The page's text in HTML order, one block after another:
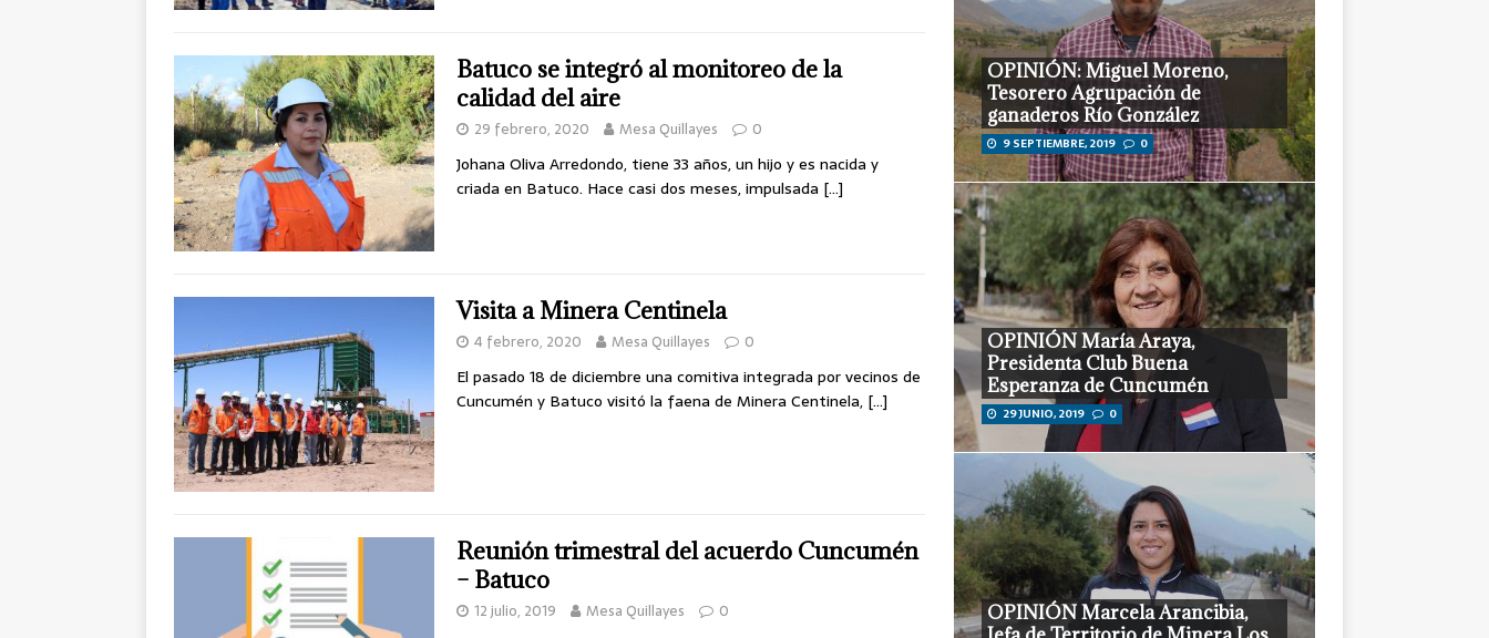
Batuco se integró al monitoreo de la
calidad del aire
29 febrero, 2020 Mesa Quillayes 0
Johana Oliva Arredondo, tiene 33 años, un hijo y es nacida y
criada en Batuco. Hace casi dos meses, impulsada […]
Visita a Minera Centinela
4 febrero, 2020 Mesa Quillayes 0
El pasado 18 de diciembre una comitiva integrada por vecinos de
Cuncumén y Batuco visitó la faena de Minera Centinela, […]
Reunión trimestral del acuerdo Cuncumén
– Batuco
12 julio, 2019 Mesa Quillayes 0
OPINIÓN: Miguel Moreno,
Tesorero Agrupación de
ganaderos Río González
9 SEPTIEMBRE, 2019 0
OPINIÓN María Araya,
Presidenta Club Buena
Esperanza de Cuncumén
29 JUNIO, 2019 0
OPINIÓN Marcela Arancibia,
Jefa de Territorio de Minera Los
Pelambres
16 MAYO, 2019 0